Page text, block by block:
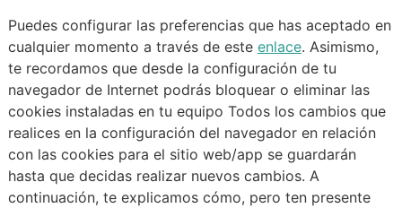
Puedes configurar las preferencias que has aceptado en
cualquier momento a través de este enlace. Asimismo,
te recordamos que desde la configuración de tu
navegador de Internet podrás bloquear o eliminar las
cookies instaladas en tu equipo Todos los cambios que
realices en la configuración del navegador en relación
con las cookies para el sitio web/app se guardarán
hasta que decidas realizar nuevos cambios. A
continuación, te explicamos cómo, pero ten presente